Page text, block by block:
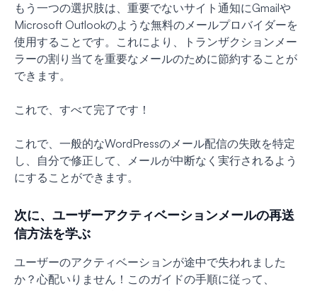
もう一つの選択肢は、重要でないサイト通知にGmailや
Microsoft Outlookのような無料のメールプロバイダーを
使用することです。これにより、トランザクションメー
ラーの割り当てを重要なメールのために節約することが
できます。
これで、すべて完了です！
これで、一般的なWordPressのメール配信の失敗を特定
し、自分で修正して、メールが中断なく実行されるよう
にすることができます。
次に、ユーザーアクティベーションメールの再送
信方法を学ぶ
ユーザーのアクティベーションが途中で失われました
か？心配いりません！このガイドの手順に従って、